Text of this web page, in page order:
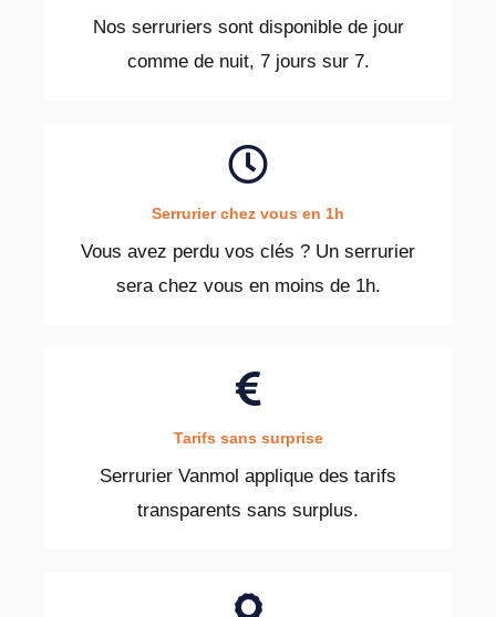
Nos serruriers sont disponible de jour
comme de nuit, 7 jours sur 7.
Serrurier chez vous en 1h
Vous avez perdu vos clés ? Un serrurier
sera chez vous en moins de 1h.
Tarifs sans surprise
Serrurier Vanmol applique des tarifs
transparents sans surplus.